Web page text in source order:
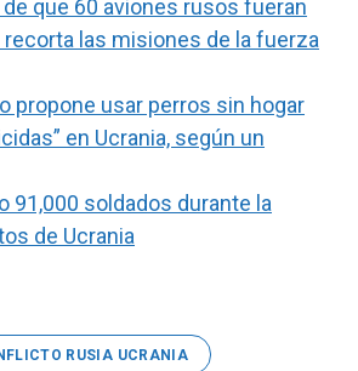
que 60 aviones rusos fueran
recorta las misiones de la fuerza
propone usar perros sin hogar
en Ucrania, según un
91,000 soldados durante la
de Ucrania
RUSIA UCRANIA